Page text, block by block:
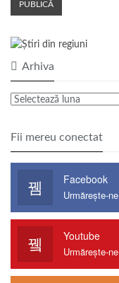
Arhiva
Arhiva
Fii mereu conectat
Facebook
Urmărește-ne
Youtube
Urmărește-ne